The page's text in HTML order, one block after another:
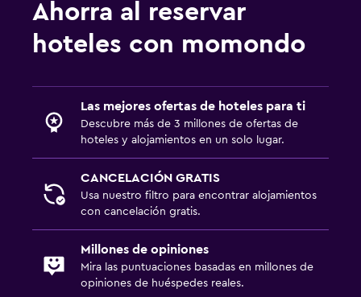
Ahorra al reservar
hoteles con momondo
Las mejores ofertas de hoteles para ti
Descubre más de 3 millones de ofertas de
hoteles y alojamientos en un solo lugar.
CANCELACIÓN GRATIS
Usa nuestro filtro para encontrar alojamientos
con cancelación gratis.
Millones de opiniones
Mira las puntuaciones basadas en millones de
opiniones de huéspedes reales.